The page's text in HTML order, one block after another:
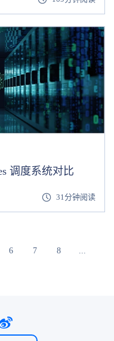
调度系统对比
31分钟阅读
6 7 8